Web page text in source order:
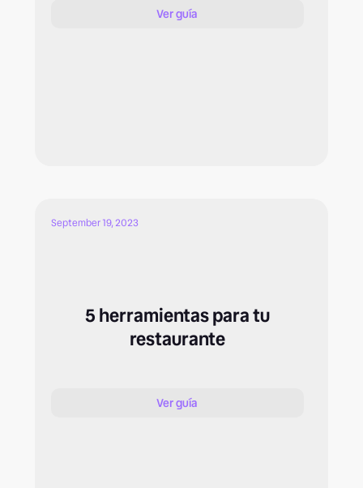
Ver guía
September 19, 2023
5 herramientas para tu
restaurante
Ver guía